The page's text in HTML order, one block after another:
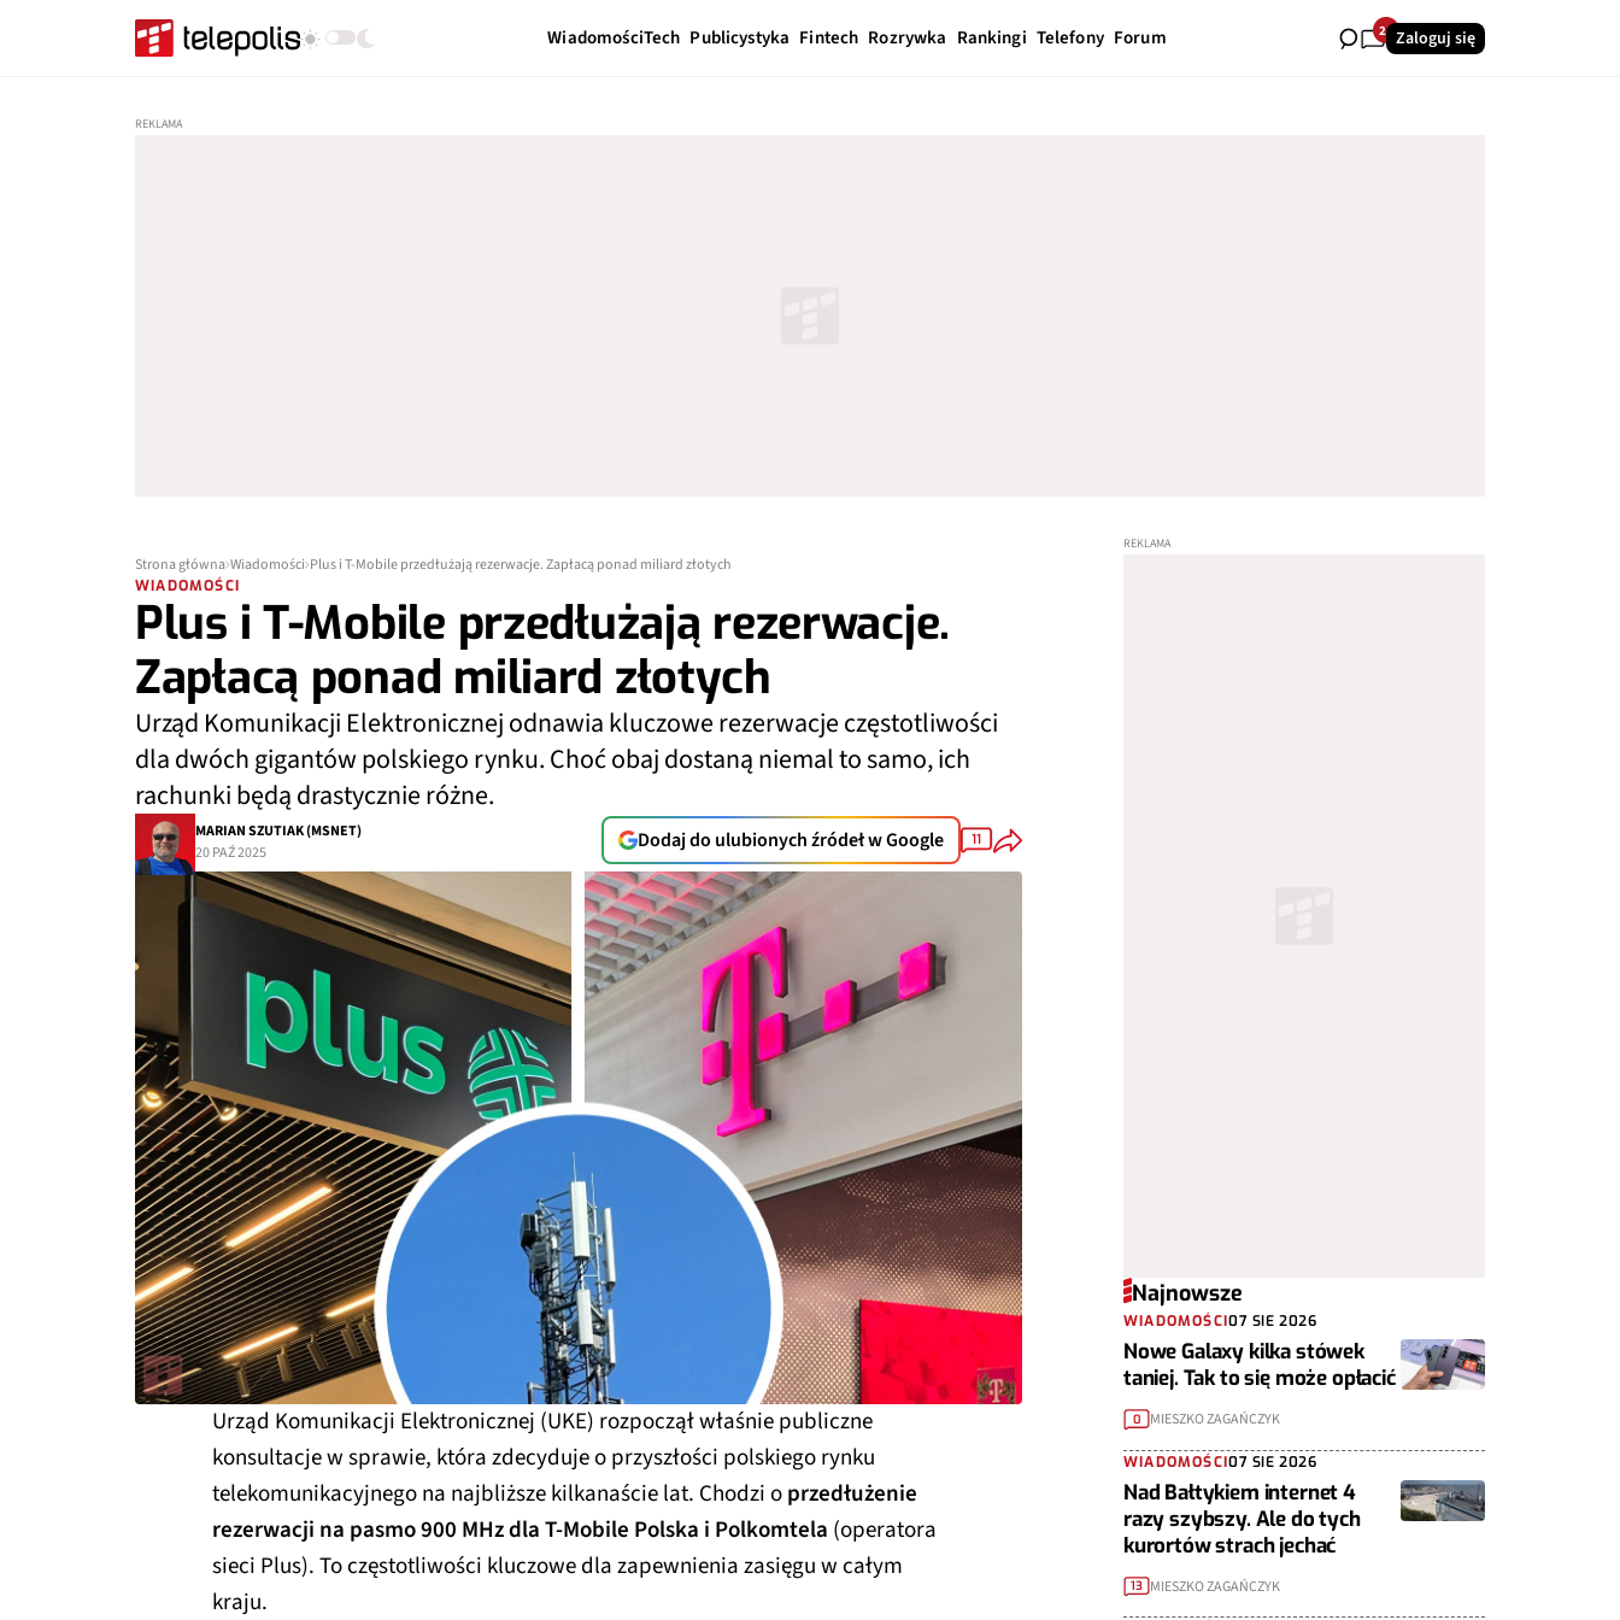
WiadomościTech Publicystyka Fintech Rozrywka Rankingi Telefony Forum 24Zaloguj się
Strona główna Wiadomości Plus i T-Mobile przedłużają rezerwacje. Zapłacą ponad miliard złotych
WIADOMOŚCI
Plus i T-Mobile przedłużają rezerwacje.
Zapłacą ponad miliard złotych
Urząd Komunikacji Elektronicznej odnawia kluczowe rezerwacje częstotliwości
dla dwóch gigantów polskiego rynku. Choć obaj dostaną niemal to samo, ich
rachunki będą drastycznie różne.
MARIAN SZUTIAK (MSNET)
20 PAŹ 2025
Dodaj do ulubionych źródeł w Google 11
Urząd Komunikacji Elektronicznej (UKE) rozpoczął właśnie publiczne
konsultacje w sprawie, która zdecyduje o przyszłości polskiego rynku
telekomunikacyjnego na najbliższe kilkanaście lat. Chodzi oprzedłużenie
rezerwacji na pasmo 900 MHz dla T-Mobile Polska i Polkomtela (operatora
sieci Plus). To częstotliwości kluczowe dla zapewnienia zasięgu w całym
kraju.
Najnowsze
WIADOMOŚCI07 SIE 2026
Nowe Galaxy kilka stówek
taniej. Tak to się może opłacić
0 MIESZKO ZAGAŃCZYK
WIADOMOŚCI07 SIE 2026
Nad Bałtykiem internet 4
razy szybszy. Ale do tych
kurortów strach jechać
13 MIESZKO ZAGAŃCZYK